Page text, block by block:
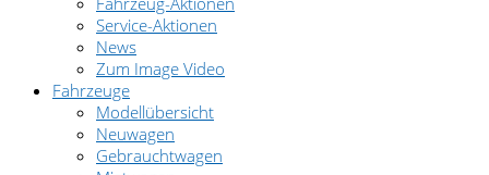
Service-Aktionen
News
Zum Image Video
Fahrzeuge
Modellübersicht
Neuwagen
Gebrauchtwagen